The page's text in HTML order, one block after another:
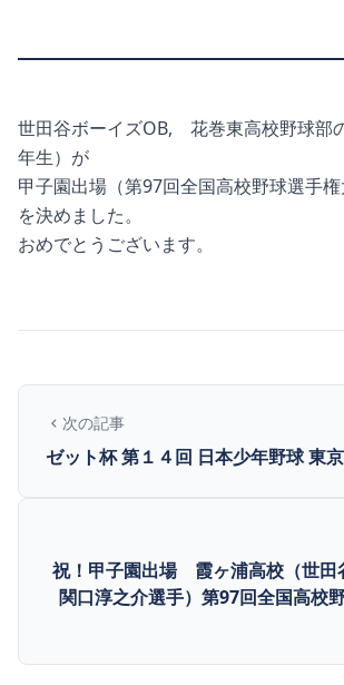
世田谷ボーイズOB, 花巻東高校野球部
年生）が
甲子園出場（第97回全国高校野球選手権
を決めました。
おめでとうございます。
次の記事
ゼット杯 第１４回 日本少年野球 東
祝！甲子園出場 霞ヶ浦高校（世田
関口淳之介選手）第97回全国高校